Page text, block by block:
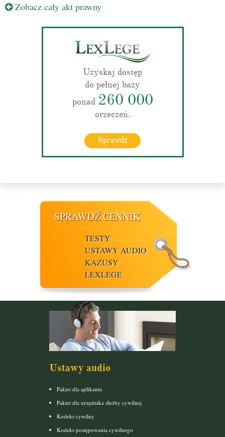
Zobacz cały akt prawny
Uzyskaj dostęp
do pełnej bazy
ponad 260 000
orzeczeń.
Sprawdź
SPRAWDŹ CENNIK
TESTY
USTAWY AUDIO
KAZUSY
LEXLEGE
Ustawy audio
Pakiet dla aplikanta
Pakiet dla urzędnika służby cywilnej
Kodeks cywilny
Kodeks postępowania cywilnego